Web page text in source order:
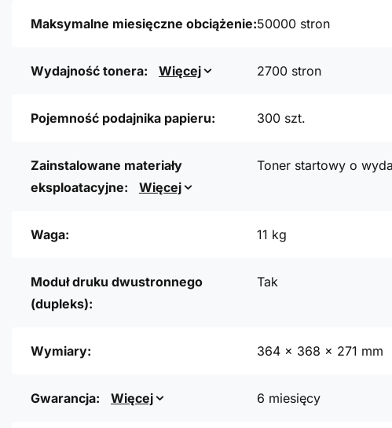
Maksymalne miesięczne obciążenie:50000 stron
Wydajność tonera: Więcej 2700 stron
Pojemność podajnika papieru: 300 szt.
Zainstalowane materiały
eksploatacyjne:
Więcej
Toner startowy o
Waga: 11 kg
Moduł druku dwustronnego
(dupleks):
Tak
Wymiary: 364 x 368 x 271 mm
Gwarancja: Więcej 6 miesięcy